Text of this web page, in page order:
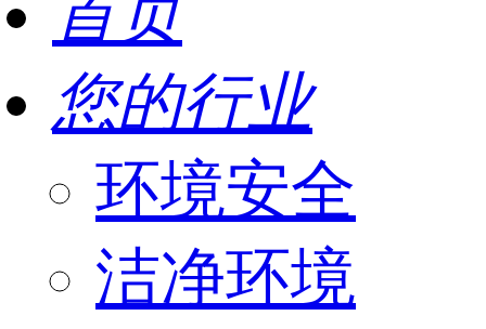
首页
您的行业
环境安全
洁净环境